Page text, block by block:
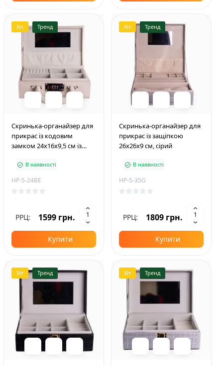
Хіт Тренд
Скринька-органайзер для
прикрас із кодовим
замком 24х16х9,5 см із
В наявності
HP-5-24BE
РРЦ: 1599 грн.
Купити
Хіт Тренд
Скринька-органайзер для
прикрас із защіпкою
26х26х9 см, сірий
В наявності
HP-5-35G
РРЦ: 1809 грн.
Купити
Хіт Тренд Хіт Тренд